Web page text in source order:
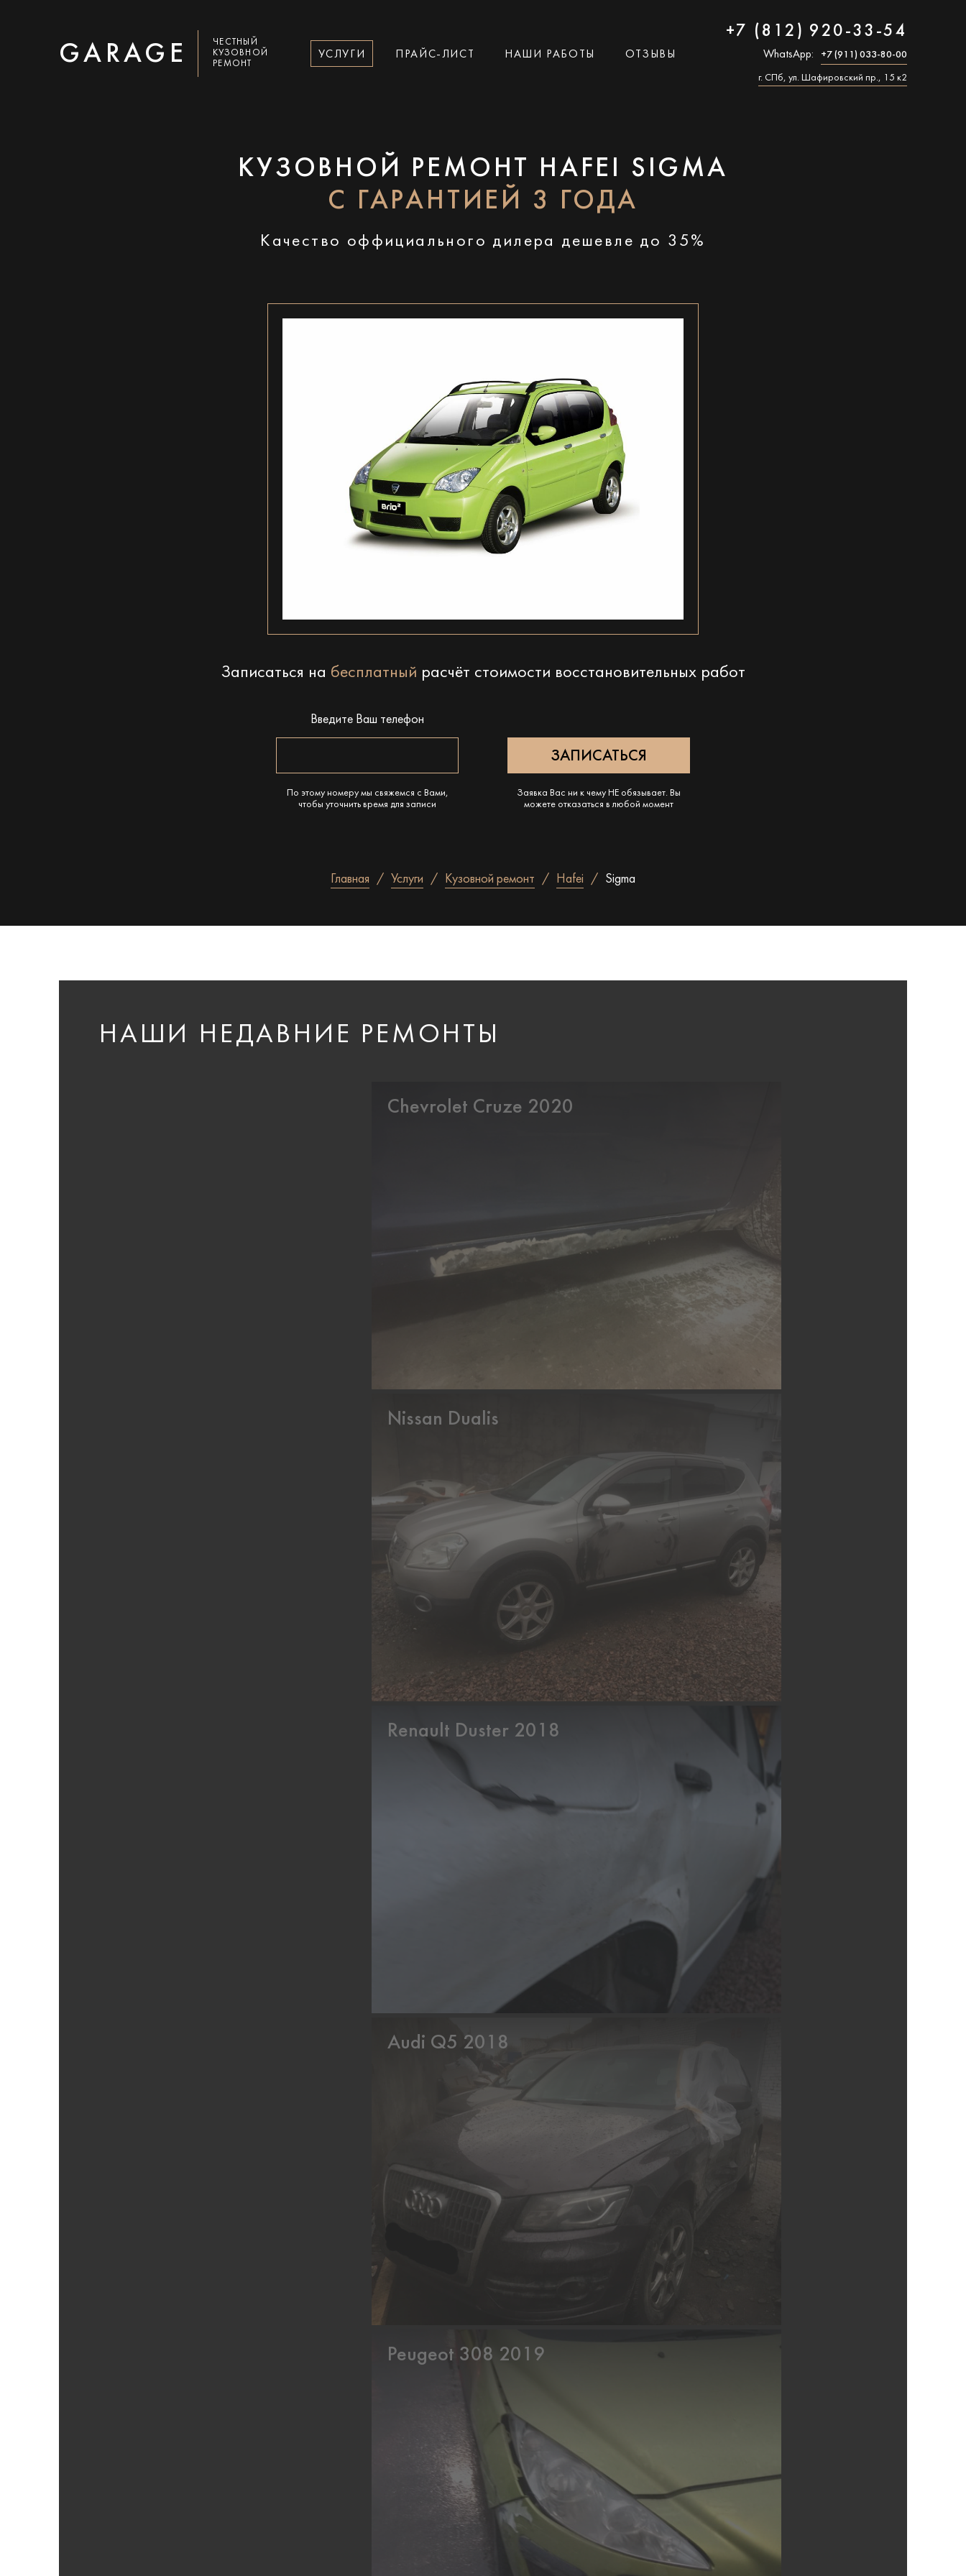
GARAGE
ЧЕСТНЫЙ
КУЗОВНОЙ
РЕМОНТ
УСЛУГИ ПРАЙС-ЛИСТ НАШИ РАБОТЫ ОТЗЫВЫ
+7 (812) 920-33-54
WhatsApp: +7 (911) 033-80-00
г. СПб, ул. Шафировский пр., 15 к2
КУЗОВНОЙ РЕМОНТ HAFEI SIGMA
С ГАРАНТИЕЙ 3 ГОДА
Качество оффициального дилера дешевле до 35%
Записаться на бесплатный расчёт стоимости восстановительных работ
Введите Ваш телефон
По этому номеру мы свяжемся с Вами,
чтобы уточнить время для записи
Заявка Вас ни к чему НЕ обязывает. Вы
можете отказаться в любой момент
Главная Услуги Кузовной ремонт Hafei Sigma
НАШИ НЕДАВНИЕ РЕМОНТЫ
Chevrolet Cruze 2020
Nissan Dualis
Renault Duster 2018
Audi Q5 2018
Peugeot 308 2019